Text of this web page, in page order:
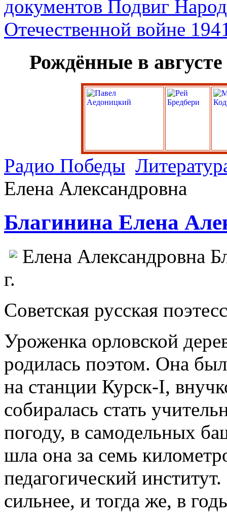
Рождённые в августе
Радио Победы
Елена Александровна
Благинина Елена
Елена Александровна
г.
Советская русская
Уроженка орловской
родилась поэтом. Она
на станции Курск-I,
собиралась стать
погоду, в самодельных
шла она за семь
педагогический
сильнее, и тогда же, в